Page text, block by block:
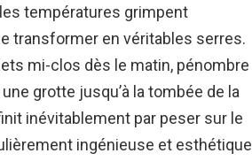
températures grimpent
transformer en véritables serres.
mi-clos dès le matin, pénombre
grotte jusqu’à la tombée de la
inévitablement par peser sur le
ingénieuse et esthétique